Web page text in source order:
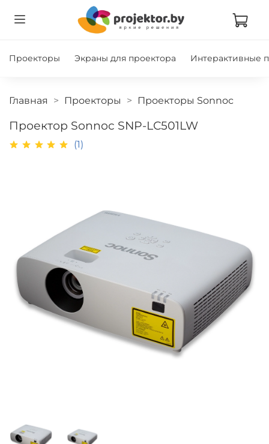
Проекторы Экраны для проектора Интерактивные
Главная Проекторы Проекторы Sonnoc
Проектор Sonnoc SNP-LC501LW
(1)